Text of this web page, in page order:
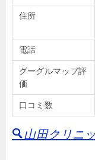
住所
電話
グーグルマップ評
価
口コミ数
山田クリニ